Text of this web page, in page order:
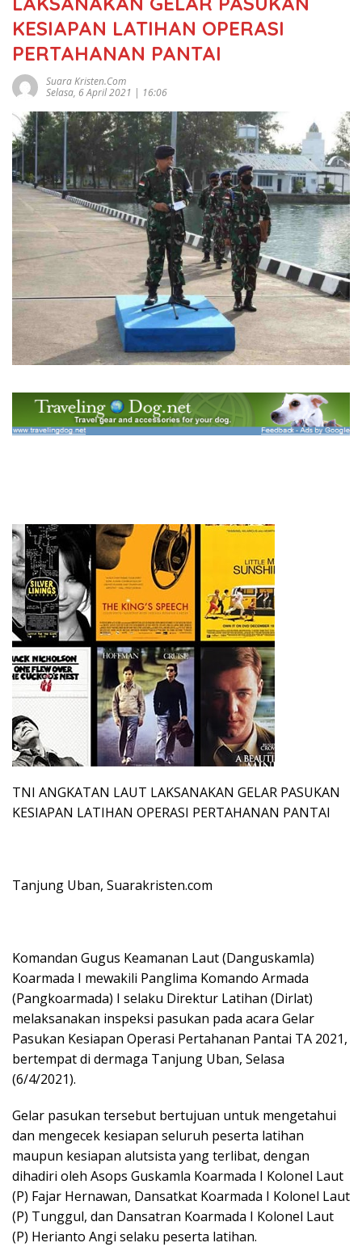
KESIAPAN LATIHAN OPERASI
PERTAHANAN PANTAI
Suara Kristen.com
Selasa, 6 April 2021 | 16:06
TNI ANGKATAN LAUT LAKSANAKAN GELAR PASUKAN
KESIAPAN LATIHAN OPERASI PERTAHANAN PANTAI
Tanjung Uban, Suarakristen.com
Komandan Gugus Keamanan Laut (Danguskamla)
Koarmada I mewakili Panglima Komando Armada
(Pangkoarmada) I selaku Direktur Latihan (Dirlat)
melaksanakan inspeksi pasukan pada acara Gelar
Pasukan Kesiapan Operasi Pertahanan Pantai TA 2021,
bertempat di dermaga Tanjung Uban, Selasa
(6/4/2021).
Gelar pasukan tersebut bertujuan untuk mengetahui
dan mengecek kesiapan seluruh peserta latihan
maupun kesiapan alutsista yang terlibat, dengan
dihadiri oleh Asops Guskamla Koarmada I Kolonel Laut
(P) Fajar Hernawan, Dansatkat Koarmada I Kolonel Laut
(P) Tunggul, dan Dansatran Koarmada I Kolonel Laut
(P) Herianto Angi selaku peserta latihan.